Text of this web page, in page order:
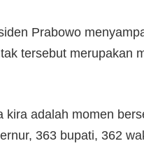
Prabowo
tersebut merupakan
kira adalah momen
363 bupati, 362